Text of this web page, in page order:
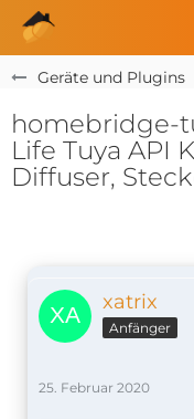
Geräte und Plugins
homebridge-
Life Tuya API
Diffuser,
xatrix
Anfänger
25. Februar 2020